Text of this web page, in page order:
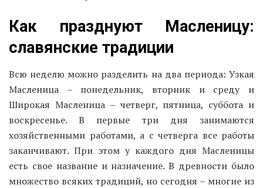
Как празднуют Масленицу:
славянские традиции
Всю неделю можно разделить на два периода: Узкая
Масленица – понедельник, вторник и среду и
Широкая Масленица – четверг, пятница, суббота и
воскресенье. В первые три дня занимаются
хозяйственными работами, а с четверга все работы
заканчивают. При этом у каждого дня Масленицы
есть свое название и назначение. В древности было
множество всяких традиций, но сегодня – многие из